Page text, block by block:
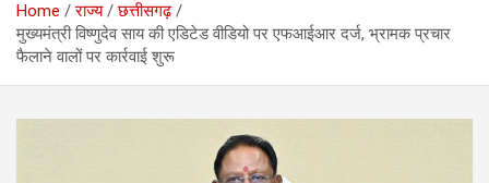
Home राज्य
छत्तीसगढ़
मुख्यमंत्री विष्णुदेव साय की एडिटेड वीडियो पर एफआईआर दर्ज, भ्रामक प्रचार
फैलाने वालों पर कार्रवाई शुरू